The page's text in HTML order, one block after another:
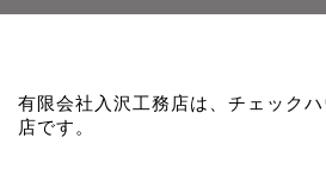
有限会社入沢工務店は、チェック
店です。